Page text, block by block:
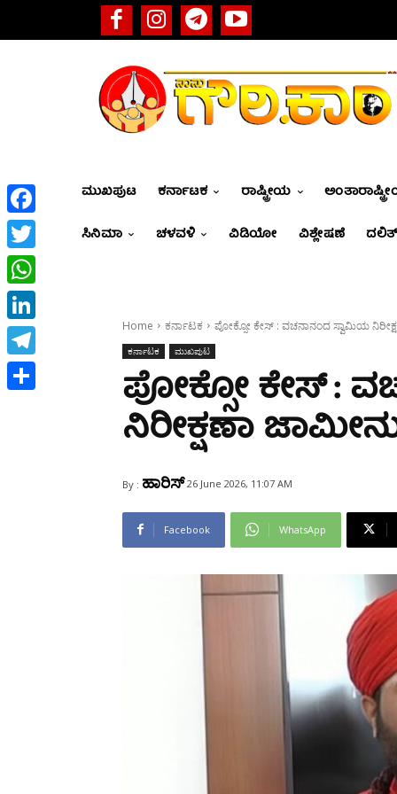
ಮುಖಪುಟ ಕರ್ನಾಟಕ ರಾಷ್ಟ್ರೀಯ
ಸಿನಿಮಾ
ಚಳವಳಿ ವಿಡಿಯೋ ವಿಶ್ಲೇಷಣೆ ದಲಿತ್
Home ಕರ್ನಾಟಕ ಪೋಕ್ಸೋ ಕೇಸ್ : ವಚನಾನಂದ ಸ್ವಾಮಿಯ
ಕರ್ನಾಟಕ ಮುಖಪುಟ
ಪೋಕ್ಸೋ ಕೇಸ್ :
ನಿರೀಕ್ಷಣಾ
By : ಹಾರಿಸ್ 26 June 2026, 11:07 AM
Facebook WhatsApp
Facebook
Twitter
WhatsApp
LinkedIn
Telegram